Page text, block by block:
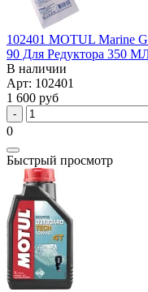
102401 MOTUL Marine
90 Для Редуктора 350
В наличии
Арт: 102401
1 600 руб
0
Быстрый просмотр